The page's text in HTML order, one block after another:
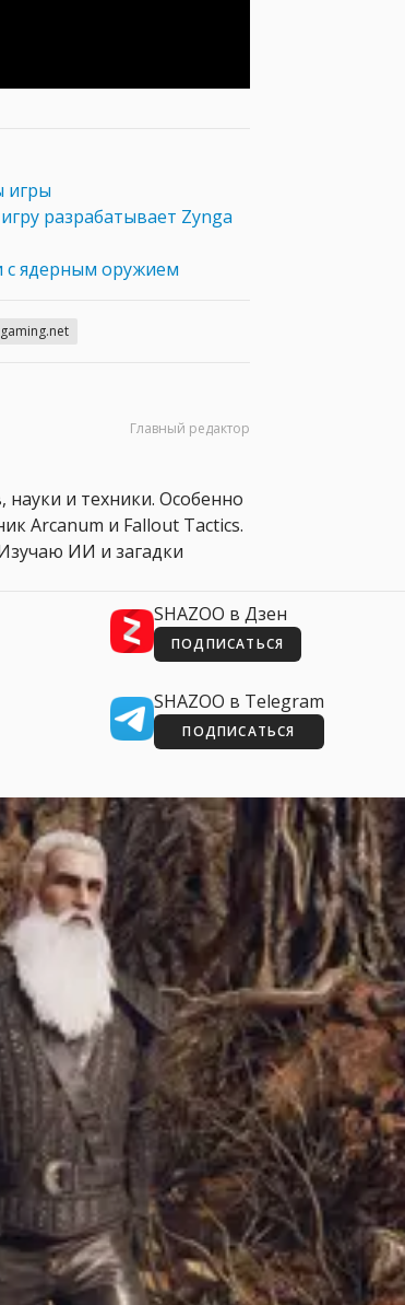
игры
игру разрабатывает Zynga
с ядерным оружием
Главный редактор
науки и техники. Особенно
Arcanum и Fallout Tactics.
ИИ и загадки
SHAZOO в Дзен
ПОДПИСАТЬСЯ
SHAZOO в Telegram
ПОДПИСАТЬСЯ